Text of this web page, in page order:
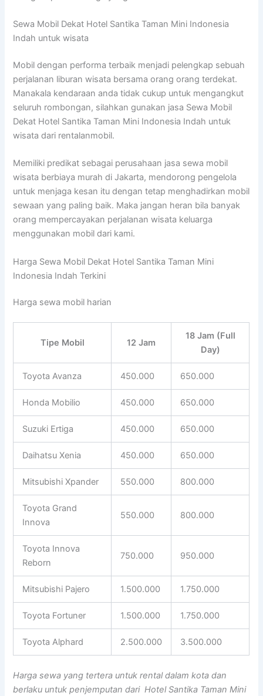
Sewa Mobil Dekat Hotel Santika Taman Mini Indonesia
Indah untuk wisata
Mobil dengan performa terbaik menjadi pelengkap sebuah
perjalanan liburan wisata bersama orang orang terdekat.
Manakala kendaraan anda tidak cukup untuk mengangkut
seluruh rombongan, silahkan gunakan jasa Sewa Mobil
Dekat Hotel Santika Taman Mini Indonesia Indah untuk
wisata dari rentalanmobil.
Memiliki predikat sebagai perusahaan jasa sewa mobil
wisata berbiaya murah di Jakarta, mendorong pengelola
untuk menjaga kesan itu dengan tetap menghadirkan mobil
sewaan yang paling baik. Maka jangan heran bila banyak
orang mempercayakan perjalanan wisata keluarga
menggunakan mobil dari kami.
Harga Sewa Mobil Dekat Hotel Santika Taman Mini
Indonesia Indah Terkini
Harga sewa mobil harian
Tipe Mobil 12 Jam
18 Jam (Full
Day)
Toyota Avanza 450.000 650.000
Honda Mobilio 450.000 650.000
Suzuki Ertiga 450.000 650.000
Daihatsu Xenia 450.000 650.000
Mitsubishi Xpander 550.000 800.000
Toyota Grand
Innova
550.000 800.000
Toyota Innova
Reborn
750.000 950.000
Mitsubishi Pajero 1.500.000 1.750.000
Toyota Fortuner 1.500.000 1.750.000
Toyota Alphard 2.500.000 3.500.000
Harga sewa yang tertera untuk rental dalam kota dan
berlaku untuk penjemputan dari Hotel Santika Taman Mini